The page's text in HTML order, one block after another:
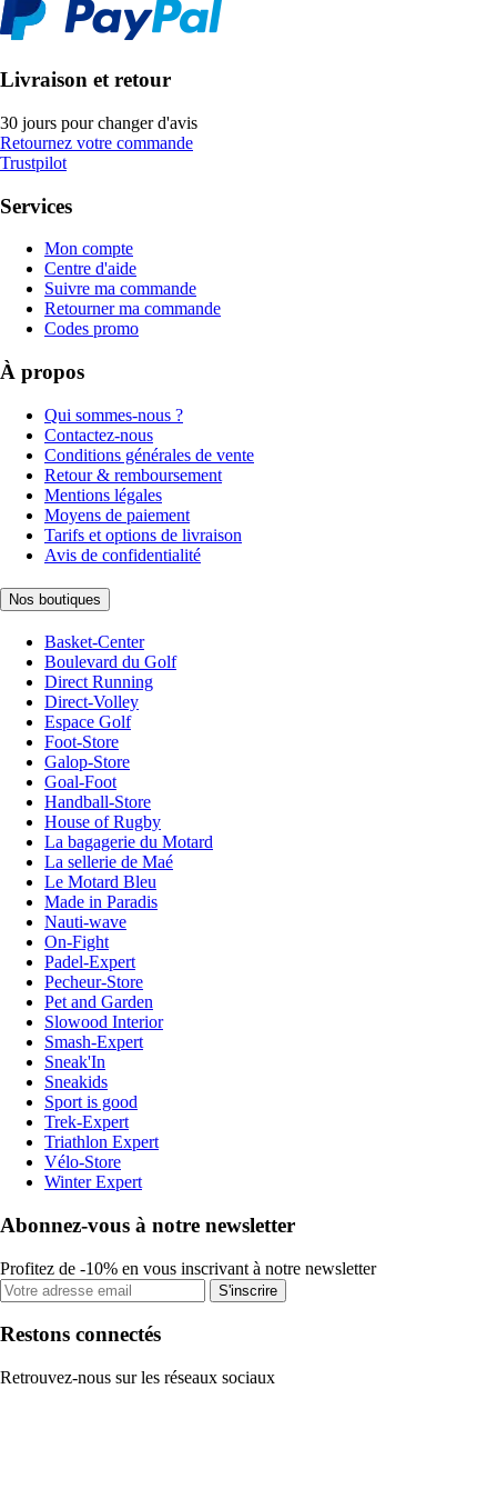
Livraison et retour
30 jours pour changer d'avis
Retournez votre commande
Trustpilot
Services
Mon compte
Centre d'aide
Suivre ma commande
Retourner ma commande
Codes promo
À propos
Qui sommes-nous ?
Contactez-nous
Conditions générales de vente
Retour & remboursement
Mentions légales
Moyens de paiement
Tarifs et options de livraison
Avis de confidentialité
Nos boutiques
Basket-Center
Boulevard du Golf
Direct Running
Direct-Volley
Espace Golf
Foot-Store
Galop-Store
Goal-Foot
Handball-Store
House of Rugby
La bagagerie du Motard
La sellerie de Maé
Le Motard Bleu
Made in Paradis
Nauti-wave
On-Fight
Padel-Expert
Pecheur-Store
Pet and Garden
Slowood Interior
Smash-Expert
Sneak'In
Sneakids
Sport is good
Trek-Expert
Triathlon Expert
Vélo-Store
Winter Expert
Abonnez-vous à notre newsletter
Profitez de -10% en vous inscrivant à notre newsletter
S'inscrire
Restons connectés
Retrouvez-nous sur les réseaux sociaux